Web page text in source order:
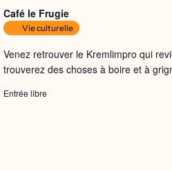
Café le Frugie
Vie culturelle
Venez retrouver le Kremlimpro qui
trouverez des choses à boire et à
Entrée libre